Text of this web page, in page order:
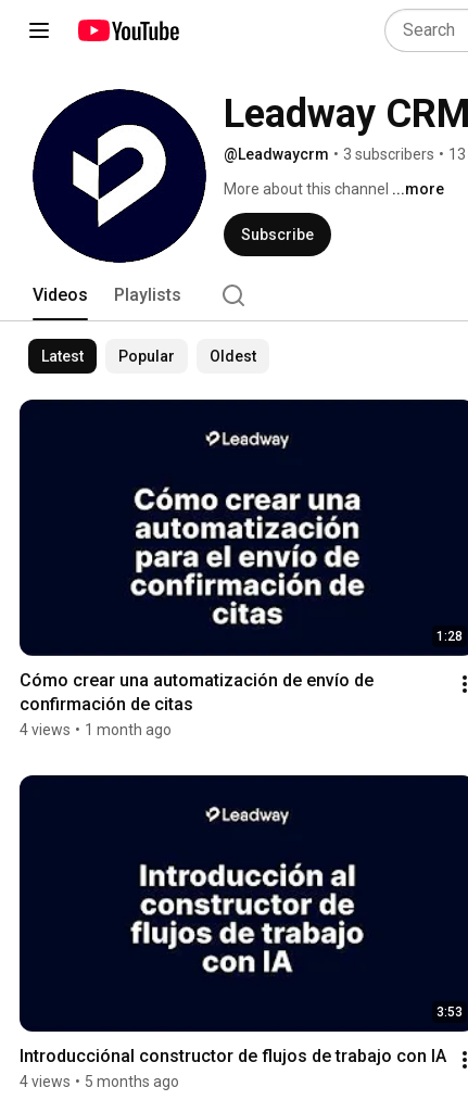
Leadway
@Leadwaycrm • 3 subscribers •
More about this channel ...more
Subscribe
Videos Playlists
Latest Popular Oldest
1:28
Cómo crear una automatización de envío de
confirmación de citas
4 views • 1 month ago
3:53
Introducciónal constructor de flujos de trabajo con IA
4 views • 5 months ago